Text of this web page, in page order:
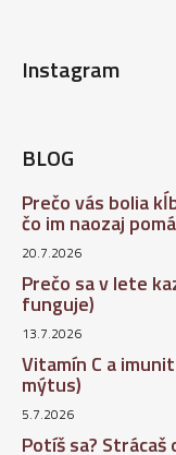
Instagram
BLOG
Prečo vás bolia
čo im naozaj
20.7.2026
Prečo sa v lete
funguje)
13.7.2026
Vitamín C a
mýtus)
5.7.2026
Potíš sa? Strácaš